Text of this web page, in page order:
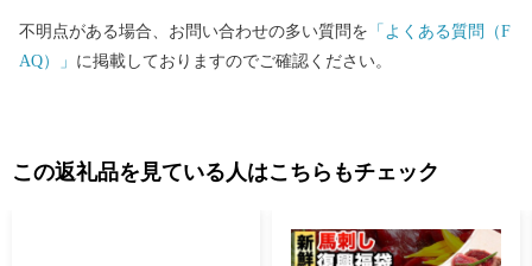
不明点がある場合、お問い合わせの多い質問を 「よくある質問（F
AQ）」 に掲載しておりますのでご確認ください。
この返礼品を見ている人はこちらもチェック